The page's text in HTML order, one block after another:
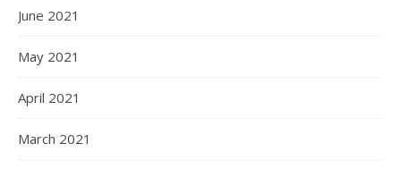
June 2021
May 2021
April 2021
March 2021